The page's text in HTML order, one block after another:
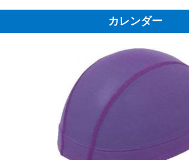
カレンダー